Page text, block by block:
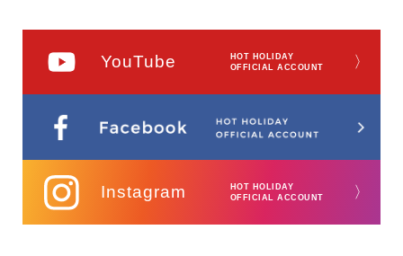
YouTube
HOT HOLIDAY
OFFICIAL ACCOUNT
〉
Instagram
HOT HOLIDAY
OFFICIAL ACCOUNT
〉